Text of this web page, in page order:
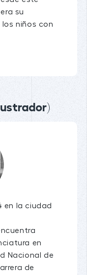
su
niños con
en la ciudad
en
Nacional de
de